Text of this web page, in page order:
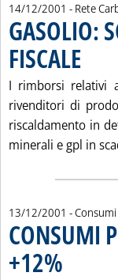
14/12/2001 - Rete
GASOLIO:
FISCALE
I rimborsi relativi
rivenditori di
riscaldamento in
minerali e gpl in
13/12/2001 -
CONSUMI
+12%